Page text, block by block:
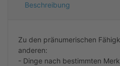
Beschreibung
Zu den pränumerischen
anderen:
- Dinge nach bestimmten